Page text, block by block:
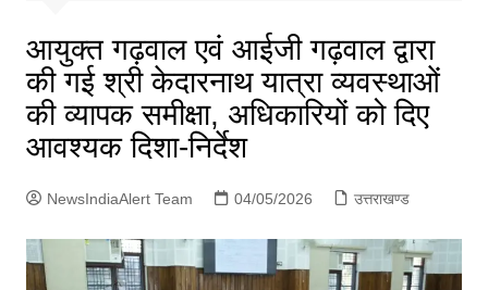
आयुक्त गढ़वाल एवं आईजी गढ़वाल द्वारा
की गई श्री केदारनाथ यात्रा व्यवस्थाओं
की व्यापक समीक्षा, अधिकारियों को दिए
आवश्यक दिशा-निर्देश
NewsIndiaAlert Team 04/05/2026 उत्तराखण्ड